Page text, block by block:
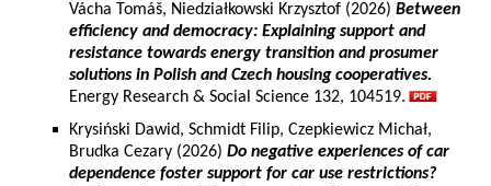
Vácha Tomáš, Niedziałkowski Krzysztof (2026) Between
efficiency and democracy: Explaining support and
resistance towards energy transition and prosumer
solutions in Polish and Czech housing cooperatives.
Energy Research & Social Science 132, 104519.
Krysiński Dawid, Schmidt Filip, Czepkiewicz Michał,
Brudka Cezary (2026) Do negative experiences of car
dependence foster support for car use restrictions?